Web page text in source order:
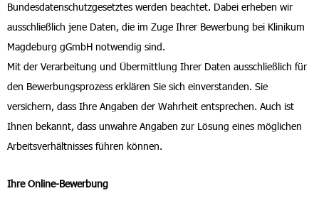
Bundesdatenschutzgesetztes werden beachtet. Dabei erheben wir
ausschließlich jene Daten, die im Zuge Ihrer Bewerbung bei Klinikum
Magdeburg gGmbH notwendig sind.
Mit der Verarbeitung und Übermittlung Ihrer Daten ausschließlich für
den Bewerbungsprozess erklären Sie sich einverstanden. Sie
versichern, dass Ihre Angaben der Wahrheit entsprechen. Auch ist
Ihnen bekannt, dass unwahre Angaben zur Lösung eines möglichen
Arbeitsverhältnisses führen können.
Ihre Online-Bewerbung